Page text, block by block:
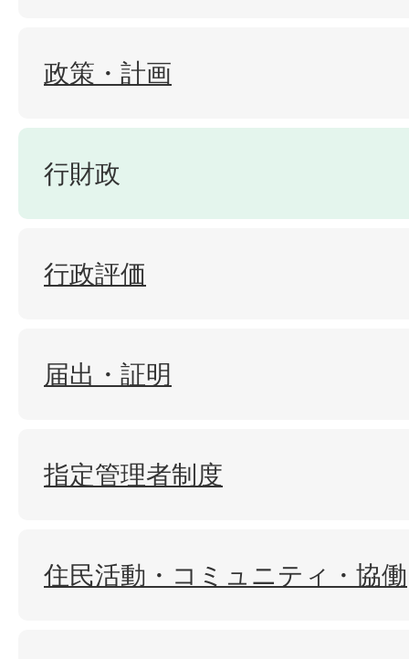
政策・計画
行財政
行政評価
届出・証明
指定管理者制度
住民活動・コミュニティ・協働